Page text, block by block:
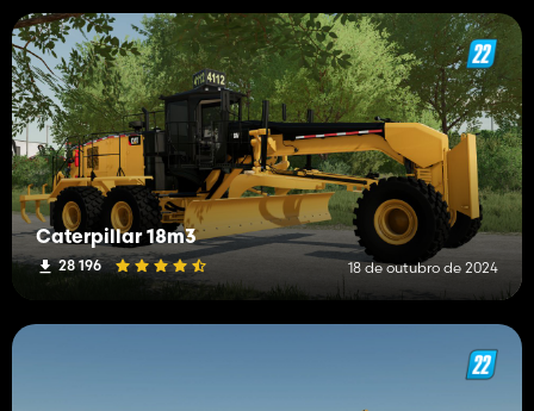
Caterpillar 18m3
28 196 18 de outubro de 2024